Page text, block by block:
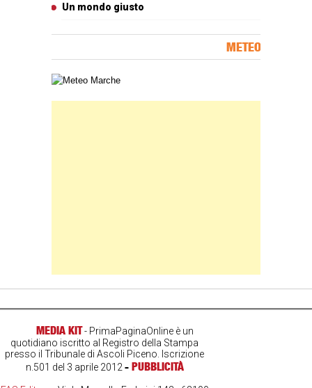
Un mondo giusto
METEO
Carta meteorologica delle Marche
MEDIA KIT- PrimaPaginaOnline è un
quotidiano iscritto al Registro della Stampa
presso il Tribunale di Ascoli Piceno. Iscrizione
n.501 del 3 aprile 2012- PUBBLICITÀ